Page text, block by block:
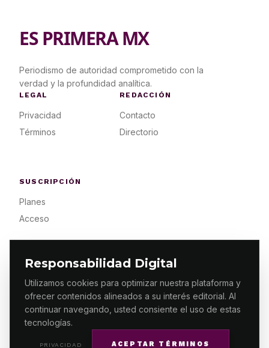
Responsabilidad Digital
Utilizamos cookies para optimizar nuestra plataforma y
ofrecer contenidos alineados a su interés editorial. Al
continuar navegando, usted consiente el uso de estas
tecnologías.
PRIVACIDAD ACEPTAR TÉRMINOS
ES PRIMERA MX
Periodismo de autoridad comprometido con la
verdad y la profundidad analítica.
LEGAL
Privacidad
Términos
REDACCIÓN
Contacto
Directorio
SUSCRIPCIÓN
Planes
Acceso
© 2026 ES PRIMERA MX. ALGUNOS DERECHOS
RESERVADOS / DESIGNMAKING.MX